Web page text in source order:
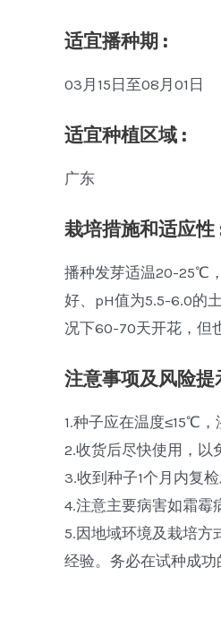
适宜播种期 :
03月15日至08月01日
适宜种植区域 :
广东
栽培措施和适应性
播种发芽适温20-25℃
好、pH值为5.5-6.0的
况下60-70天开花，但
注意事项及风险提
1.种子应在温度≤15℃，
2.收货后尽快使用，以
3.收到种子1个月内复
4.注意主要病害如霜霉
5.因地域环境及栽培方
经验。务必在试种成功